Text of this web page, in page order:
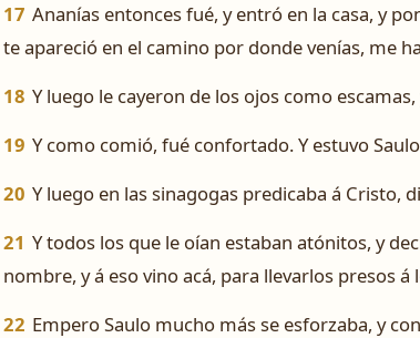
17 Ananías entonces fué, y entró en la casa, y
te apareció en el camino por donde venías, me
18 Y luego le cayeron de los ojos como
19 Y como comió, fué confortado. Y estuvo
20 Y luego en las sinagogas predicaba á Cristo,
21 Y todos los que le oían estaban atónitos, y
nombre, y á eso vino acá, para llevarlos presos
22 Empero Saulo mucho más se esforzaba, y